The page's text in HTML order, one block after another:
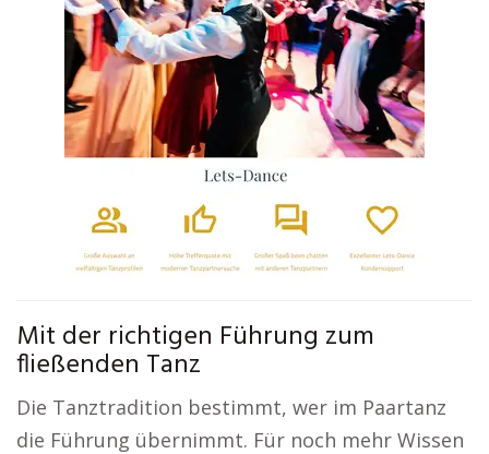
Mit der richtigen Führung zum
fließenden Tanz
Die Tanztradition bestimmt, wer im Paartanz
die Führung übernimmt. Für noch mehr Wissen